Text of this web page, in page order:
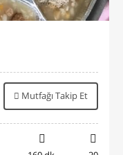
Mutfağı Takip Et